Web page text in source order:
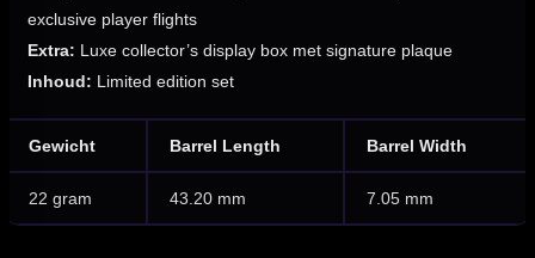
exclusive player flights
Extra: Luxe collector’s display box met signature plaque
Inhoud: Limited edition set
Gewicht Barrel Length Barrel Width
22 gram 43.20 mm 7.05 mm